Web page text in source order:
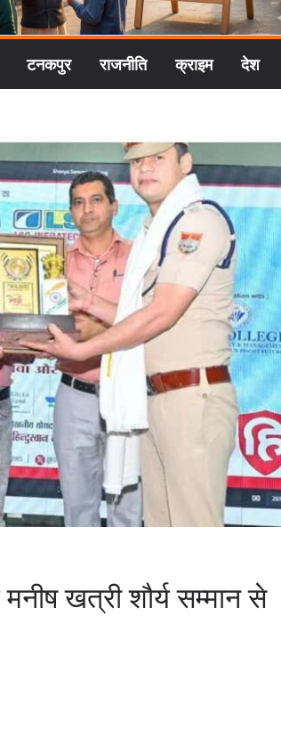
टनकपुर राजनीति क्राइम देश
खत्री शौर्य सम्मान से